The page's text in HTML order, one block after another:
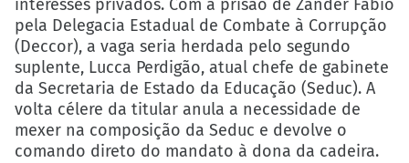
interesses privados. Com a prisão de Zander Fábio
pela Delegacia Estadual de Combate à Corrupção
(Deccor), a vaga seria herdada pelo segundo
suplente, Lucca Perdigão, atual chefe de gabinete
da Secretaria de Estado da Educação (Seduc). A
volta célere da titular anula a necessidade de
mexer na composição da Seduc e devolve o
comando direto do mandato à dona da cadeira.